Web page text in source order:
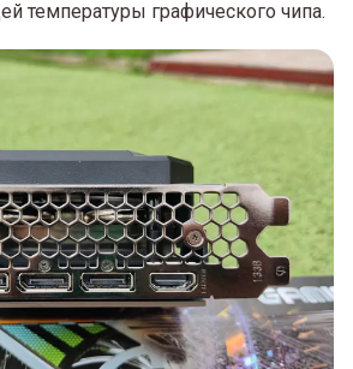
температуры графического чипа.